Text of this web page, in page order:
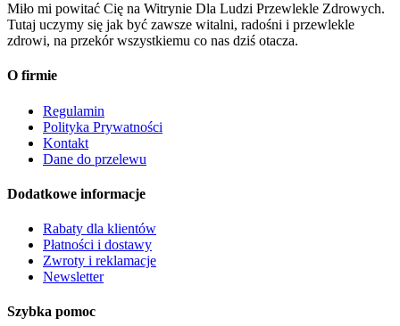
Miło mi powitać Cię na Witrynie Dla Ludzi Przewlekle Zdrowych.
Tutaj uczymy się jak być zawsze witalni, radośni i przewlekle
zdrowi, na przekór wszystkiemu co nas dziś otacza.
O firmie
Regulamin
Polityka Prywatności
Kontakt
Dane do przelewu
Dodatkowe informacje
Rabaty dla klientów
Płatności i dostawy
Zwroty i reklamacje
Newsletter
Szybka pomoc